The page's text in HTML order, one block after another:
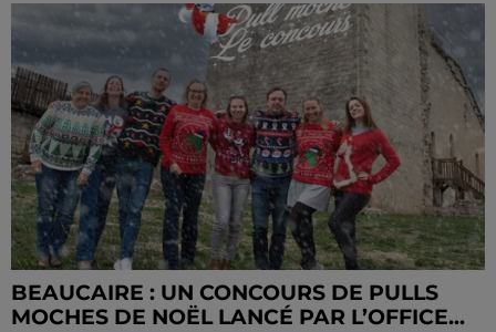
BEAUCAIRE : UN CONCOURS DE PULLS
MOCHES DE NOËL LANCÉ PAR L’OFFICE...